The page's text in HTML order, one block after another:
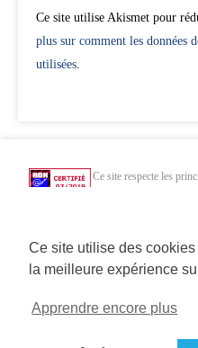
Ce site utilise des
la meilleure expérience
Apprendre encore plus
Ce site utilise Akismet pour
plus sur comment les données
utilisées
Ce site respecte les